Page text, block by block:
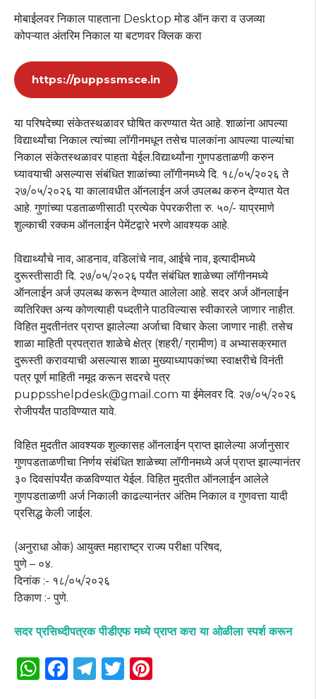
मोबाईलवर निकाल पाहताना Desktop मोड ऑन करा व उजव्या
कोपऱ्यात अंतरिम निकाल या बटणवर क्लिक करा
https://puppssmsce.in
या परिषदेच्या संकेतस्थळावर घोषित करण्यात येत आहे. शाळांना आपल्या
विद्यार्थ्यांचा निकाल त्यांच्या लॉगीनमधून तसेच पालकांना आपल्या पाल्यांचा
निकाल संकेतस्थळावर पाहता येईल.विद्यार्थ्यांना गुणपडताळणी करुन
घ्यावयाची असल्यास संबंधित शाळांच्या लॉगीनमध्ये दि. १८/०५/२०२६ ते
२७/०५/२०२६ या कालावधीत ऑनलाईन अर्ज उपलब्ध करुन देण्यात येत
आहे. गुणांच्या पडताळणीसाठी प्रत्येक पेपरकरीता रु. ५०/- याप्रमाणे
शुल्काची रक्कम ऑनलाईन पेमेंटद्वारे भरणे आवश्यक आहे.
विद्यार्थ्यांचे नाव, आडनाव, वडिलांचे नाव, आईचे नाव, इत्यादीमध्ये
दुरूस्तीसाठी दि. २७/०५/२०२६ पर्यंत संबंधित शाळेच्या लॉगीनमध्ये
ऑनलाईन अर्ज उपलब्ध करून देण्यात आलेला आहे. सदर अर्ज ऑनलाईन
व्यतिरिक्त अन्य कोणत्याही पध्दतीने पाठविल्यास स्वीकारले जाणार नाहीत.
विहित मुदतीनंतर प्राप्त झालेल्या अर्जाचा विचार केला जाणार नाही. तसेच
शाळा माहिती प्रपत्रात शाळेचे क्षेत्र (शहरी/ ग्रामीण) व अभ्यासक्रमात
दुरूस्ती करावयाची असल्यास शाळा मुख्याध्यापकांच्या स्वाक्षरीचे विनंती
पत्र पूर्ण माहिती नमूद करून सदरचे पत्र
puppsshelpdesk@gmail.com या ईमेलवर दि. २७/०५/२०२६
रोजीपर्यंत पाठविण्यात यावे.
विहित मुदतीत आवश्यक शुल्कासह ऑनलाईन प्राप्त झालेल्या अर्जानुसार
गुणपडताळणीचा निर्णय संबंधित शाळेच्या लॉगीनमध्ये अर्ज प्राप्त झाल्यानंतर
३० दिवसांपर्यंत कळविण्यात येईल. विहित मुदतीत ऑनलाईन आलेले
गुणपडताळणी अर्ज निकाली काढल्यानंतर अंतिम निकाल व गुणवत्ता यादी
प्रसिद्ध केली जाईल.
(अनुराधा ओक) आयुक्त महाराष्ट्र राज्य परीक्षा परिषद,
पुणे – ०४.
दिनांक :- १८/०५/२०२६
ठिकाण :- पुणे.
सदर प्रसिध्दीपत्रक पीडीएफ मध्ये प्राप्त करा या ओळीला स्पर्श करून
W F
T
T